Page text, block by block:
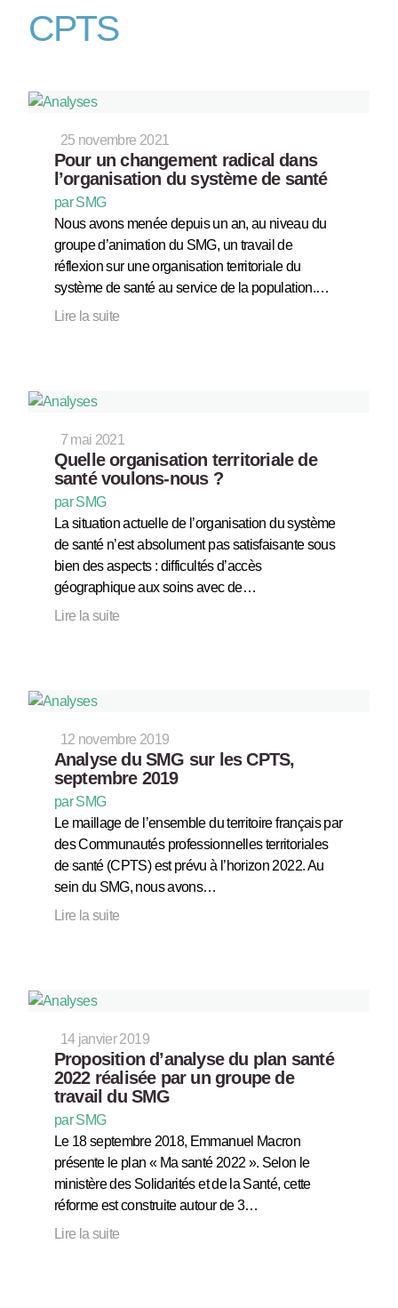
CPTS
25 novembre 2021
Pour un changement radical dans
l’organisation du système de santé
par SMG
Nous avons menée depuis un an, au niveau du
groupe d’animation du SMG, un travail de
réflexion sur une organisation territoriale du
système de santé au service de la population.…
Lire la suite
7 mai 2021
Quelle organisation territoriale de
santé voulons-nous ?
par SMG
La situation actuelle de l’organisation du système
de santé n’est absolument pas satisfaisante sous
bien des aspects : difficultés d’accès
géographique aux soins avec de…
Lire la suite
12 novembre 2019
Analyse du SMG sur les CPTS,
septembre 2019
par SMG
Le maillage de l’ensemble du territoire français par
des Communautés professionnelles territoriales
de santé (CPTS) est prévu à l’horizon 2022. Au
sein du SMG, nous avons…
Lire la suite
14 janvier 2019
Proposition d’analyse du plan santé
2022 réalisée par un groupe de
travail du SMG
par SMG
Le 18 septembre 2018, Emmanuel Macron
présente le plan « Ma santé 2022 ». Selon le
ministère des Solidarités et de la Santé, cette
réforme est construite autour de 3…
Lire la suite